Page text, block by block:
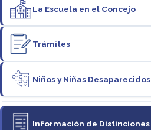
La Escuela en el Concejo
Trámites
Niños y Niñas Desaparecidos
Información de Distinciones